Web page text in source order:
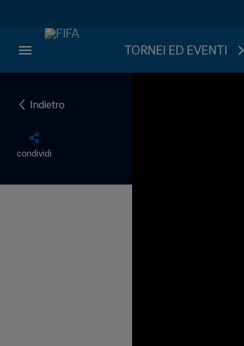
TORNEI ED EVENTI
Indietro
condividi